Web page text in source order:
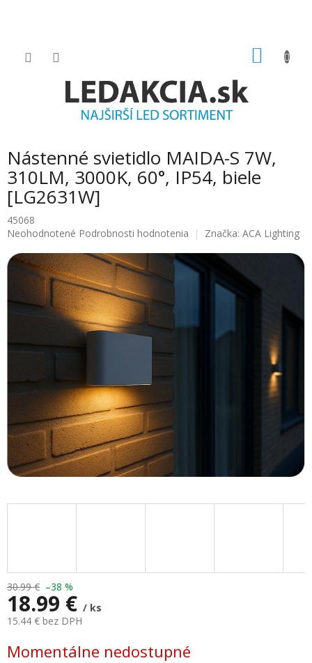
Nástenné svietidlo MAIDA-S 7W,
310LM, 3000K, 60°, IP54, biele
[LG2631W]
45068
Priemerné
produktu
Neohodnotené Podrobnosti hodnotenia Značka: ACA Lighting
30.99 € –38 %
18.99 € / ks
15.44 € bez DPH
cena:
Momentálne nedostupné